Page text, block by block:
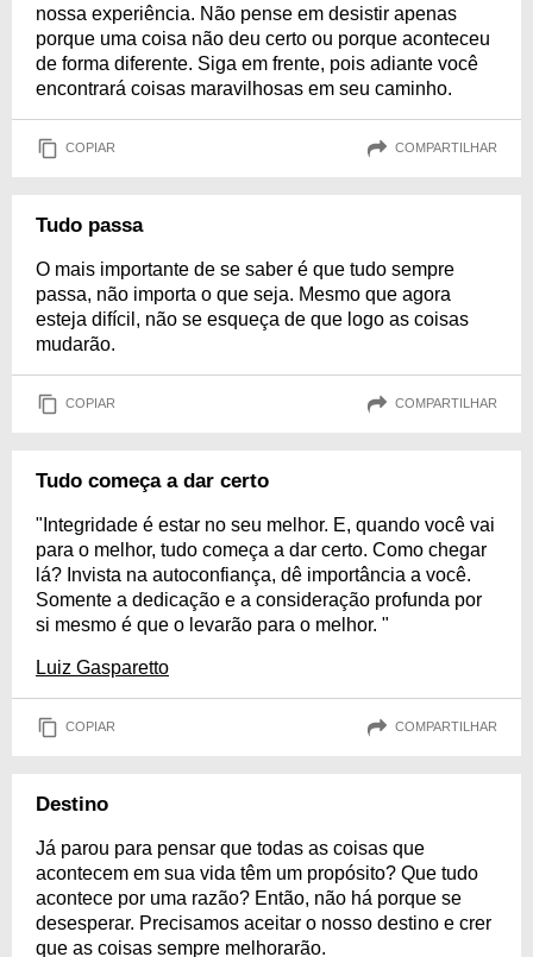
nossa experiência. Não pense em desistir apenas
porque uma coisa não deu certo ou porque aconteceu
de forma diferente. Siga em frente, pois adiante você
encontrará coisas maravilhosas em seu caminho.
COPIAR COMPARTILHAR
Tudo passa
O mais importante de se saber é que tudo sempre
passa, não importa o que seja. Mesmo que agora
esteja difícil, não se esqueça de que logo as coisas
mudarão.
COPIAR COMPARTILHAR
Tudo começa a dar certo
"Integridade é estar no seu melhor. E, quando você vai
para o melhor, tudo começa a dar certo. Como chegar
lá? Invista na autoconfiança, dê importância a você.
Somente a dedicação e a consideração profunda por
si mesmo é que o levarão para o melhor. "
Luiz Gasparetto
COPIAR COMPARTILHAR
Destino
Já parou para pensar que todas as coisas que
acontecem em sua vida têm um propósito? Que tudo
acontece por uma razão? Então, não há porque se
desesperar. Precisamos aceitar o nosso destino e crer
que as coisas sempre melhorarão.